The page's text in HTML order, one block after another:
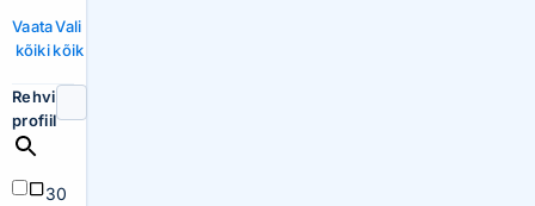
Vaata
kõiki
Vali
kõik
Rehvi
profiil
30